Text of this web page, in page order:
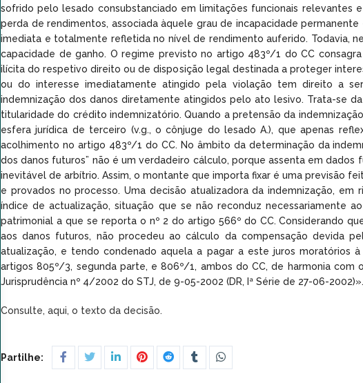
sofrido pelo lesado consubstanciado em limitações funcionais relevantes
perda de rendimentos, associada àquele grau de incapacidade
imediata e totalmente refletida no nível de rendimento auferido. Todavia,
capacidade de ganho. O regime previsto no artigo 483º/1 do CC
ilícita do respetivo direito ou de disposição legal destinada a proteger
ou do interesse imediatamente atingido pela violação tem direito a
indemnização dos danos diretamente atingidos pelo ato lesivo. Trata-se
titularidade do crédito indemnizatório. Quando a pretensão da
esfera jurídica de terceiro (v.g., o cônjuge do lesado A.), que apenas
acolhimento no artigo 483º/1 do CC. No âmbito da determinação da
dos danos futuros” não é um verdadeiro cálculo, porque assenta em
inevitável de arbítrio. Assim, o montante que importa fixar é uma previsão
e provados no processo. Uma decisão atualizadora da indemnização,
índice de actualização, situação que se não reconduz necessariamente
patrimonial a que se reporta o nº 2 do artigo 566º do CC. Considerando
aos danos futuros, não procedeu ao cálculo da compensação devida
atualização, e tendo condenado aquela a pagar a este juros
artigos 805º/3, segunda parte, e 806º/1, ambos do CC, de harmonia
Jurisprudência nº 4/2002 do STJ, de 9-05-2002 (DR, Iª Série de 27-06-2002)».
Consulte, aqui, o texto da decisão.
Partilhe: